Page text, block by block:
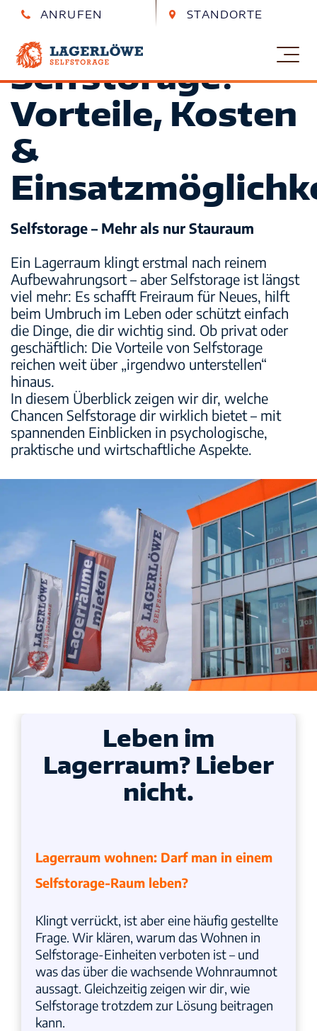
ANRUFEN
0201 890 852 0
Kiel
Magdeburg
0341 989 850 70
STANDORTE
Kiel
Eckernförder Str. 259
Magdeburg
Leipzig
Zschortauer Str. 3a
Lagerlöwe – Garage mieten Kiel
Self-Storage
Möbel einlagern
Sicherheit
Warum
Selfstorage?
Vorteile, Kosten
&
Selfstorage – Mehr als nur Stauraum
Ein Lagerraum klingt erstmal nach reinem
Aufbewahrungsort – aber Selfstorage ist längst
viel mehr: Es schafft Freiraum für Neues, hilft
beim Umbruch im Leben oder schützt einfach
die Dinge, die dir wichtig sind. Ob privat oder
geschäftlich: Die Vorteile von Selfstorage
reichen weit über „irgendwo unterstellen“
hinaus.
In diesem Überblick zeigen wir dir, welche
Chancen Selfstorage dir wirklich bietet – mit
spannenden Einblicken in psychologische,
praktische und wirtschaftliche Aspekte.
Leben im
Lagerraum? Lieber
nicht.
Lagerraum wohnen: Darf man in einem
Selfstorage-Raum leben?
Klingt verrückt, ist aber eine häufig gestellte
Frage. Wir klären, warum das Wohnen in
Selfstorage-Einheiten verboten ist – und
was das über die wachsende Wohnraumnot
aussagt. Gleichzeitig zeigen wir dir, wie
Selfstorage trotzdem zur Lösung beitragen
kann.